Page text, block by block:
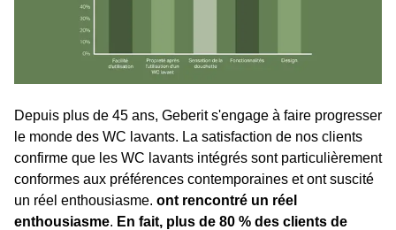
Depuis plus de 45 ans, Geberit s'engage à faire progresser
le monde des WC lavants. La satisfaction de nos clients
confirme que les WC lavants intégrés sont particulièrement
conformes aux préférences contemporaines et ont suscité
un réel enthousiasme. ont rencontré un réel
enthousiasme. En fait, plus de 80 % des clients de